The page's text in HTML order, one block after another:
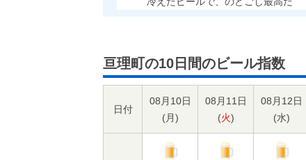
亘理町の10日間のビール指数
日付
08月10日
(月)
08月11日
(火)
08月12日
(水)